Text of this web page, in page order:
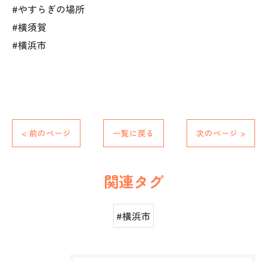
#やすらぎの場所
#横須賀
#横浜市
< 前のページ 一覧に戻る 次のページ >
関連タグ
#横浜市